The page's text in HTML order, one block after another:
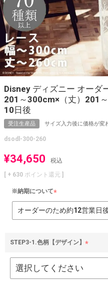
Disney ディズニー オーダ
201～300cm×（丈）201
10日後
受注生産品 サイズ入力後に価格が変
dsodl-300-260
¥34,650
税込
[ + 630 ポイント還元 ]
※納期について
(
必
STEP3-1.色柄【デザイン】